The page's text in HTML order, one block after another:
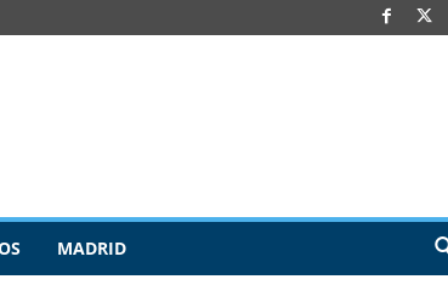
MADRID